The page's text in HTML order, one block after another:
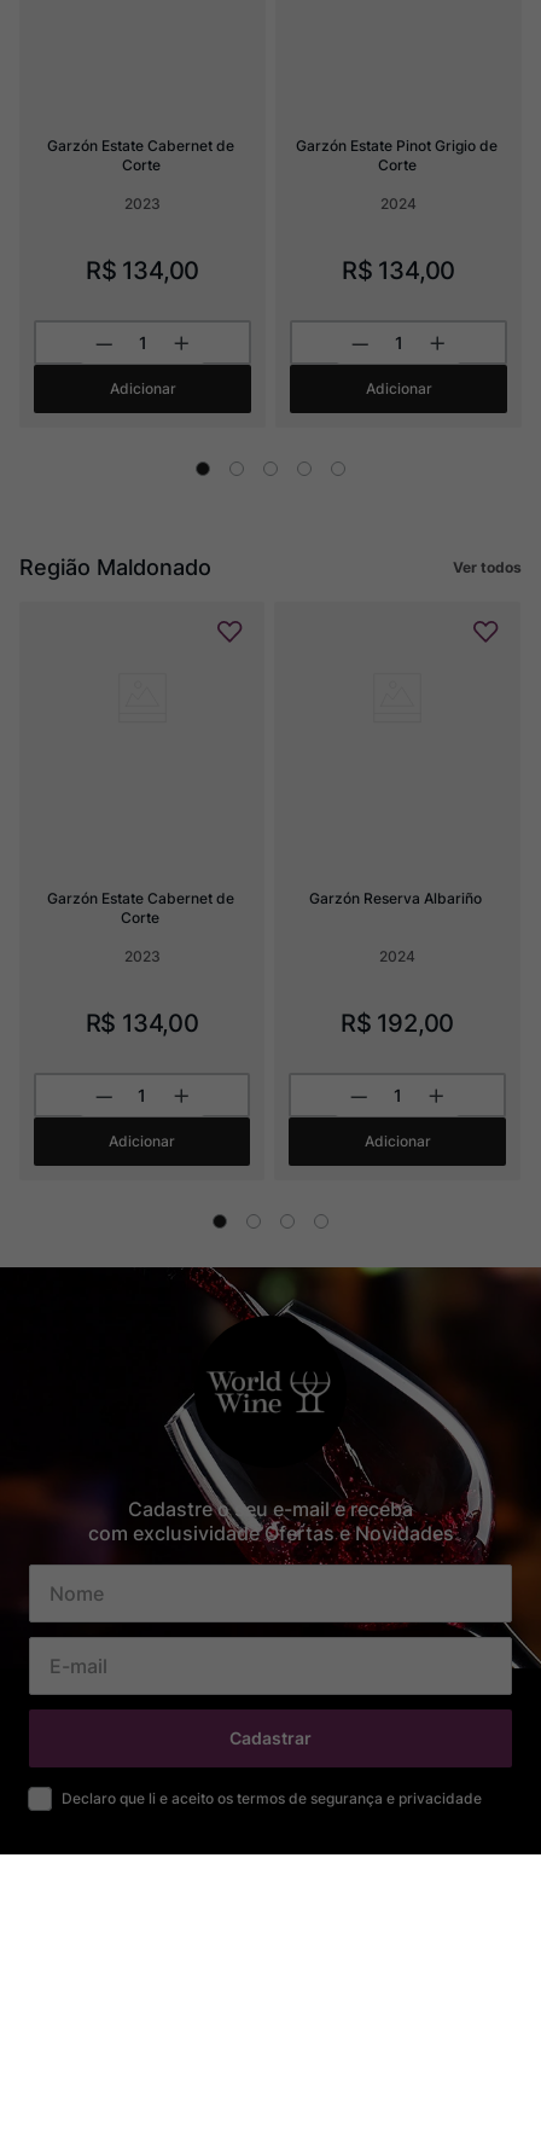
Garzón Estate Cabernet de
Corte
2023
R$ 134,00
Adicionar
Garzón Estate Pinot Grigio de
Corte
2024
R$ 134,00
Adicionar
Região Maldonado Ver todos
Garzón Estate Cabernet de
Corte
2023
R$ 134,00
Adicionar
Garzón Reserva Albariño
2024
R$ 192,00
Adicionar
Cadastre o seu e-mail e receba
com exclusividade Ofertas e Novidades
Cadastrar
Declaro que li e aceito os termos de segurança e privacidade